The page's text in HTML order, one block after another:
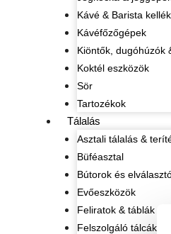
Kávé & Barista
Kávéfőzőgépek
Kiöntők, dugóhúzók
Koktél eszközök
Sör
Tartozékok
Tálalás
Asztali tálalás &
Büféasztal
Bútorok és
Evőeszközök
Feliratok & táblák
Felszolgáló tálcák